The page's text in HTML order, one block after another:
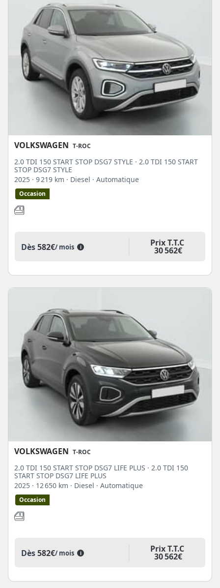
VOLKSWAGEN T-ROC
2.0 TDI 150 START STOP DSG7 STYLE · 2.0 TDI 150 START
STOP DSG7 STYLE
2025 · 9 219 km · Diesel · Automatique
Occasion
Dès582€/ mois i Prix T.T.C
30 562€
VOLKSWAGEN T-ROC
2.0 TDI 150 START STOP DSG7 LIFE PLUS · 2.0 TDI 150
START STOP DSG7 LIFE PLUS
2025 · 12 650 km · Diesel · Automatique
Occasion
Dès582€/ mois i Prix T.T.C
30 562€